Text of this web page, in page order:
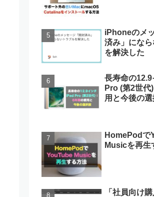
iPhoneのメ
済み」にな
を解決した
長寿命の12.9
Pro (第2世代
用と今後の
HomePodで
Musicを再生
「社員向け